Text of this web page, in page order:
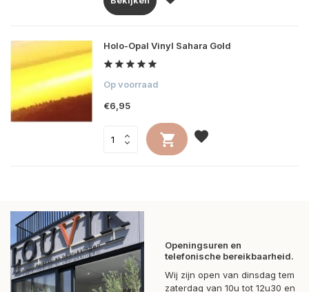
Holo-Opal Vinyl Sahara Gold
Op voorraad
€6,95
Openingsuren en
telefonische bereikbaarheid.
Wij zijn open van dinsdag tem
zaterdag van 10u tot 12u30 en